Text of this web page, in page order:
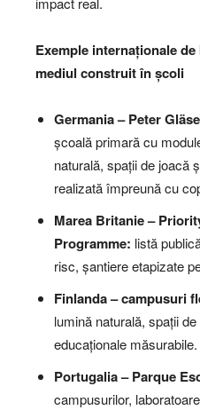
Exemple internaționale
mediul construit în școli
Germania – Peter
școală primară cu
naturală, spații de joacă
realizată împreună cu
Marea Britanie –
Programme: listă
risc, șantiere etapizate
Finlanda – campusuri
lumină naturală, spații
educaționale măsurabile.
Portugalia – Parque
campusurilor,